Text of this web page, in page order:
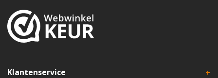
Klantenservice